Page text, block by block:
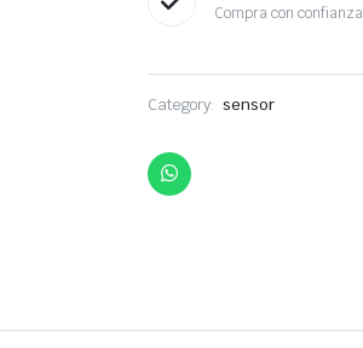
Compra con confianza
Category: sensor